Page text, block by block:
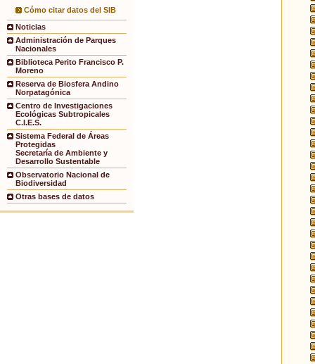
Cómo citar datos del SIB
Noticias
Administración de Parques
Nacionales
Biblioteca Perito Francisco P.
Moreno
Reserva de Biosfera Andino
Norpatagónica
Centro de Investigaciones
Ecológicas Subtropicales
C.I.E.S.
Sistema Federal de Áreas
Protegidas
Secretaría de Ambiente y
Desarrollo Sustentable
Observatorio Nacional de
Biodiversidad
Otras bases de datos